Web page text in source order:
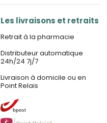
Les livraisons et retraits
Retrait à la pharmacie
Distributeur automatique
24h/24 7j/7
Livraison à domicile ou en
Point Relais